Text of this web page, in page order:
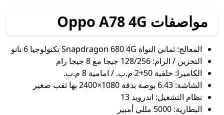
مواصفات Oppo A78 4G
المعالج: ثماني النواة Snapdragon 680 4G تكنولوجيا 6 نانو
التخزين / الرام: 128/256 جيجا مع 8 جيجا رام
الكاميرا: خلفية 50+2 م.ب. / امامية 8 م.ب.
الشاشة: 6.43 بوصة بدقة 1080×2400 بها ثقب صغير
نظام التشغيل: اندرويد 13
البطارية: 5000 مللي أمبير